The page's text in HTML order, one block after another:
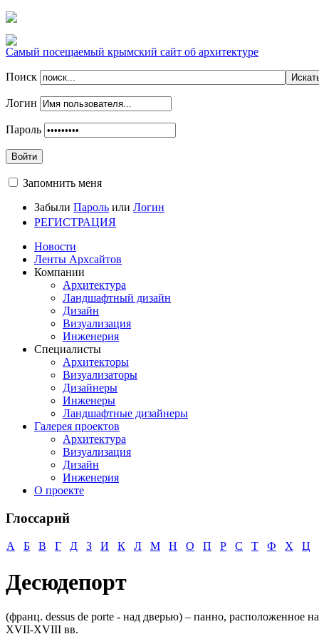
Самый посещаемый крымский сайт об архитектуре
Поиск
Логин
Пароль
Войти
Запомнить меня
Забыли Пароль или Логин
РЕГИСТРАЦИЯ
Новости
Ленты Архсайтов
Компании
Архитектура
Ландшафтный дизайн
Дизайн
Визуализация
Инженерия
Специалисты
Архитекторы
Визуализаторы
Дизайнеры
Инженеры
Ландшафтные дизайнеры
Галерея проектов
Архитектура
Визуализация
Дизайн
Инженерия
О проекте
Глоссарий
А Б В Г Д З И К Л М Н О П Р С Т Ф Х Ц
Десюдепорт
(франц. dessus de porte - над дверью) – панно, расположенное
XVII-XVIII вв.